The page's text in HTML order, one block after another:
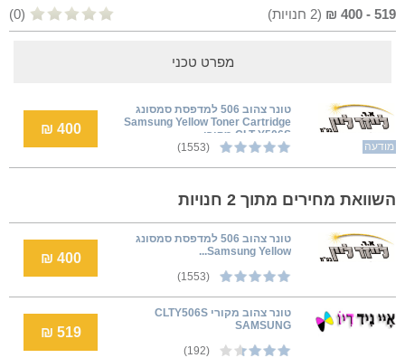
519
-
400
₪
(
2 חנויות) (0)
מפרט טכני
מודעה
טונר צהוב 506 למדפסת סמסונג
Samsung Yellow Toner Cartridge
CLT-Y506S מקורי
(1553)
400 ₪
השוואת מחירים מתוך 2 חנויות
טונר צהוב 506 למדפסת סמסונג
Samsung Yellow...
(1553)
400 ₪
טונר צהוב מקורי CLTY506S
SAMSUNG
(192)
519 ₪